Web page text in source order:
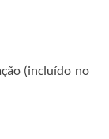
(incluído no